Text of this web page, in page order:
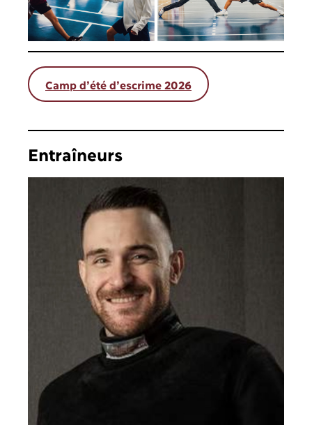
Camp d’été d’escrime 2026
Entraîneurs